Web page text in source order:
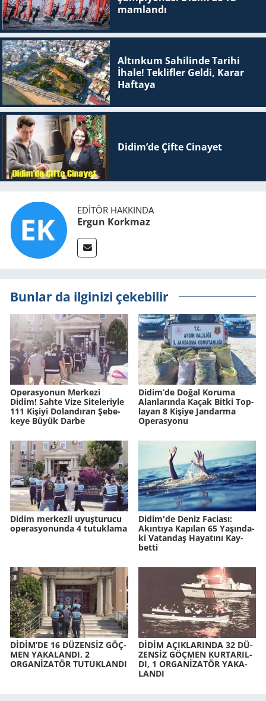
mam­lan­dı
Altınkum Sahilinde Tarihi
İhale! Teklifler Geldi, Karar
Haftaya
Didim’de Çifte Ci­na­yet
EDITÖR HAKKINDA
Ergun Korkmaz
Bunlar da ilginizi çekebilir
Ope­ras­yo­nun Mer­ke­zi
Didim! Sahte Vize Si­te­le­riy­le
111 Ki­şi­yi Do­lan­dı­ran Şe­be­
ke­ye Büyük Darbe
Didim’de Doğal Ko­ru­ma
Alan­la­rın­da Kaçak Bitki Top­
la­yan 8 Ki­şi­ye Jan­dar­ma
Ope­ras­yo­nu
Didim merkezli uyuşturucu
operasyonunda 4 tutuklama
Didim'de Deniz Fa­ci­ası:
Akın­tı­ya Ka­pı­lan 65 Ya­şın­da­
ki Va­tan­daş Ha­ya­tı­nı Kay­
bet­ti
DİDİM’DE 16 DÜ­ZENSİZ GÖÇ­
MEN YA­KA­LAN­DI, 2
ORGANİZATÖR TU­TUK­LAN­DI
DİDİM AÇIK­LA­RIN­DA 32 DÜ­
ZENSİZ GÖÇ­MEN KUR­TA­RIL­
DI, 1 ORGANİZATÖR YA­KA­
LAN­DI